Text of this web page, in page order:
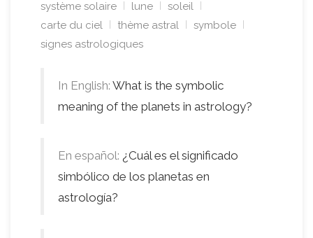
système solaire
lune
soleil
carte du ciel
thème astral
symbole
signes astrologiques
In English: What is the symbolic
meaning of the planets in astrology?
En español: ¿Cuál es el significado
simbólico de los planetas en
astrología?